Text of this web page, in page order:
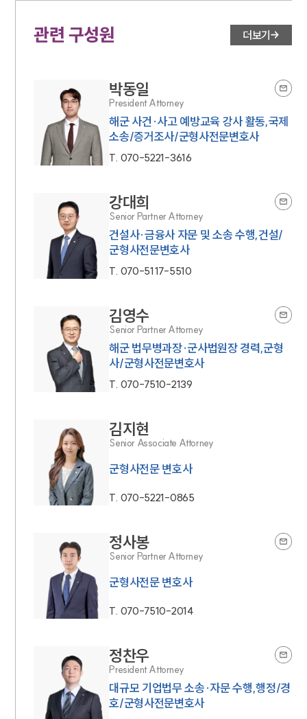
관련 구성원 더보기
박동일
President Attorney
해군 사건·사고 예방교육 강사 활동,국제
소송/증거조사/군형사전문변호사
T. 070-5221-3616
강대희
Senior Partner Attorney
건설사·금융사 자문 및 소송 수행,건설/
군형사전문변호사
T. 070-5117-5510
김영수
Senior Partner Attorney
해군 법무병과장·군사법원장 경력,군형
사/군형사전문변호사
T. 070-7510-2139
김지현
Senior Associate Attorney
군형사전문 변호사
T. 070-5221-0865
정사봉
Senior Partner Attorney
군형사전문 변호사
T. 070-7510-2014
정찬우
President Attorney
대규모 기업법무 소송·자문 수행,행정/경
호/군형사전문변호사